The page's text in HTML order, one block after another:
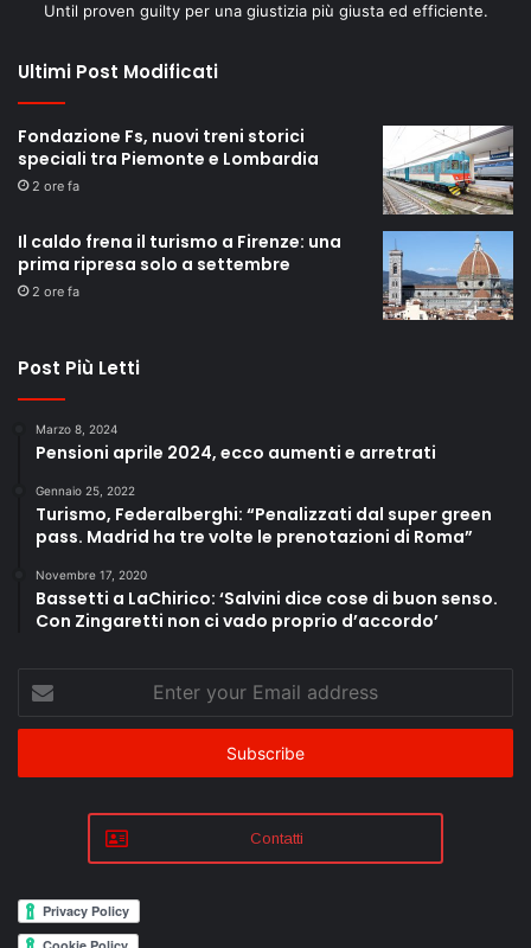
Until proven guilty per una giustizia più giusta ed efficiente.
Ultimi Post Modificati
Fondazione Fs, nuovi treni storici
speciali tra Piemonte e Lombardia
2 ore fa
Il caldo frena il turismo a Firenze: una
prima ripresa solo a settembre
2 ore fa
Post Più Letti
Marzo 8, 2024
Pensioni aprile 2024, ecco aumenti e arretrati
Gennaio 25, 2022
Turismo, Federalberghi: “Penalizzati dal super green
pass. Madrid ha tre volte le prenotazioni di Roma”
Novembre 17, 2020
Bassetti a LaChirico: ‘Salvini dice cose di buon senso.
Con Zingaretti non ci vado proprio d’accordo’
Enter
your
Email
Contatti